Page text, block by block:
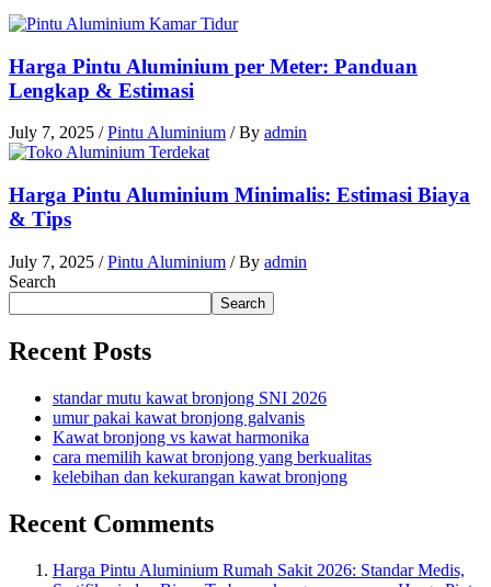
Harga Pintu Aluminium per Meter: Panduan
Lengkap & Estimasi
July 7, 2025 /Pintu Aluminium / By admin
Harga Pintu Aluminium Minimalis: Estimasi Biaya
& Tips
July 7, 2025 /Pintu Aluminium / By admin
Search
Search
Recent Posts
standar mutu kawat bronjong SNI 2026
umur pakai kawat bronjong galvanis
Kawat bronjong vs kawat harmonika
cara memilih kawat bronjong yang berkualitas
kelebihan dan kekurangan kawat bronjong
Recent Comments
Harga Pintu Aluminium Rumah Sakit 2026: Standar Medis,